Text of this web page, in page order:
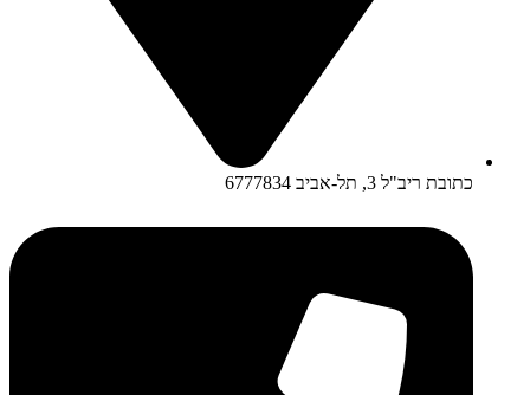
כתובת ריב"ל 3, תל-אביב 6777834